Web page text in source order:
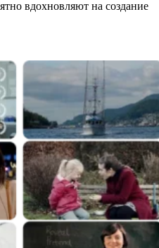
вдохновляют на создание